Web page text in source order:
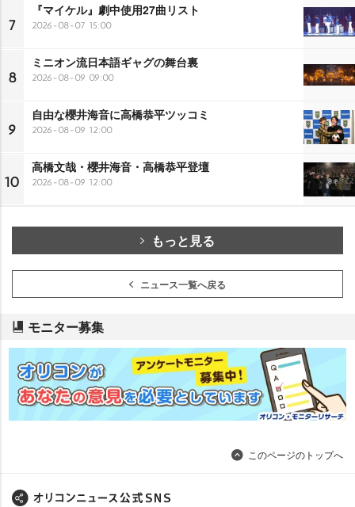
7
『マイケル』劇中使用27曲リスト
2026-08-07 15:00
8
ミニオン流日本語ギャグの舞台裏
2026-08-09 09:00
9
自由な櫻井海音に高橋恭平ツッコミ
2026-08-09 12:00
10
高橋文哉・櫻井海音・高橋恭平登壇
2026-08-09 12:00
もっと見る
ニュース一覧へ戻る
モニター募集
このページのトップへ